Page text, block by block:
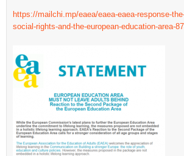
https://mailchi.mp/eaea/eaea-eaea-response-
social-rights-and-the-european-education-area-